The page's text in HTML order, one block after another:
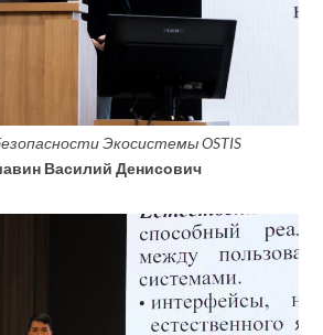
Экосистемы OSTIS
Василий Денисович